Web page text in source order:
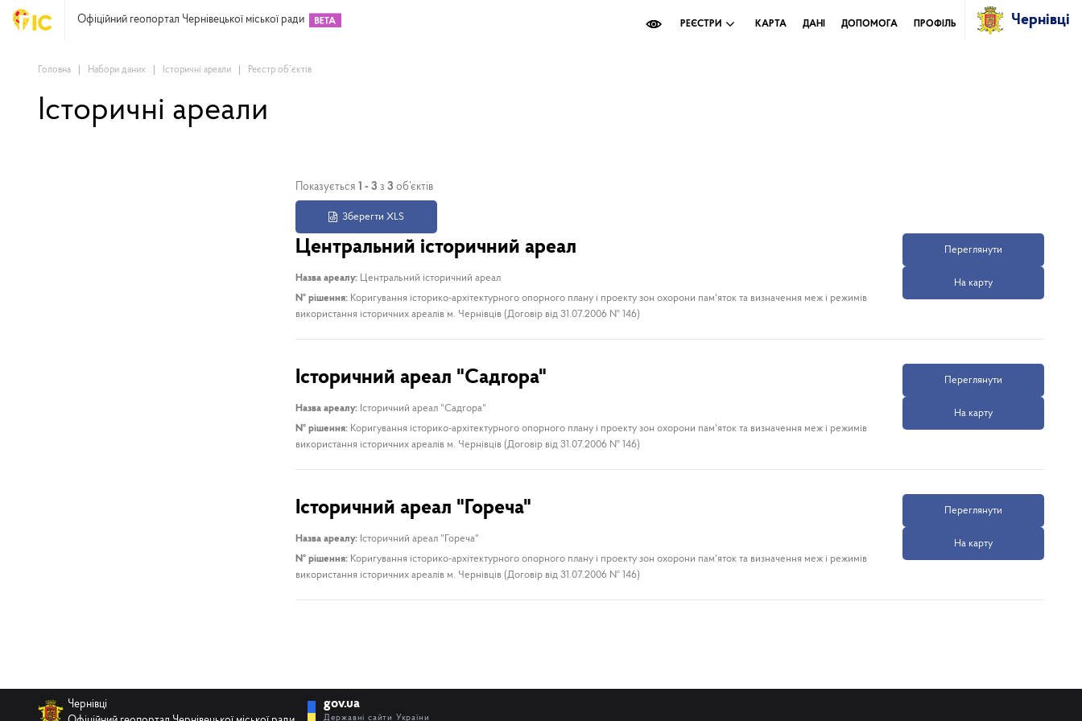
Офіційний геопортал Чернівецької міської ради РЕЄСТРИ КАРТА ДАНІ ДОПОМОГА ПРОФІЛЬ Чернівці
Головна Набори даних Історичні ареали Реєстр об’єктів
Історичні ареали
Показується 1 - 3 з 3 об’єктів
Зберегти XLS
Центральний історичний ареал
Назва ареалу: Центральний історичний ареал
№ рішення: Коригування історико-архітектурного опорного плану і проекту зон охорони пам'яток та визначення меж і режимів
використання історичних ареалів м. Чернівців (Договір від 31.07.2006 № 146)
Переглянути
На карту
Історичний ареал "Садгора"
Назва ареалу: Історичний ареал "Садгора"
№ рішення: Коригування історико-архітектурного опорного плану і проекту зон охорони пам'яток та визначення меж і режимів
використання історичних ареалів м. Чернівців (Договір від 31.07.2006 № 146)
Переглянути
На карту
Історичний ареал "Гореча"
Назва ареалу: Історичний ареал "Гореча"
№ рішення: Коригування історико-архітектурного опорного плану і проекту зон охорони пам'яток та визначення меж і режимів
використання історичних ареалів м. Чернівців (Договір від 31.07.2006 № 146)
Переглянути
На карту
Чернівці
gov.ua
Державні сайти України